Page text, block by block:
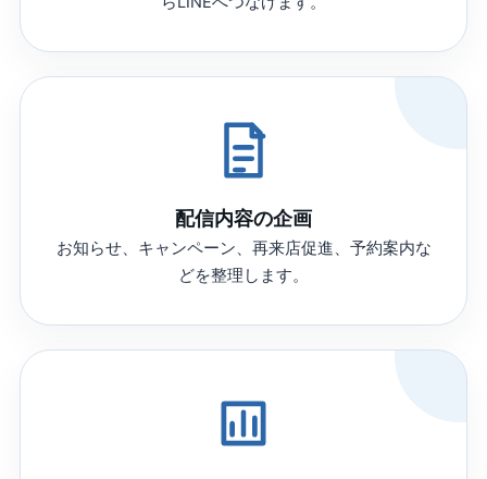
配信内容の企画
お知らせ、キャンペーン、再来店促進、予約案内な
どを整理します。